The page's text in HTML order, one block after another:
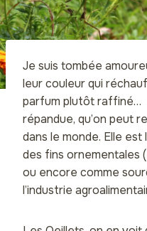
Je suis tombée
leur couleur qui
parfum plutôt raffiné…
répandue, qu’on peut
dans le monde. Elle
des fins ornementales
ou encore comme
l’industrie